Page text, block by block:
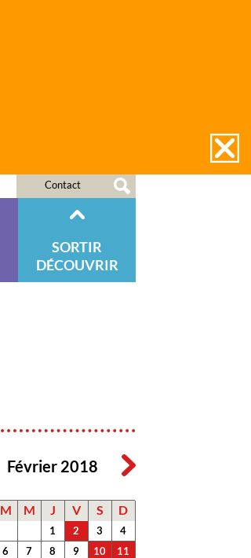
Contact
SORTIR
DÉCOUVRIR
Février 2018
M M J V S D
1 2 3
4
6 7 8 9 10
11